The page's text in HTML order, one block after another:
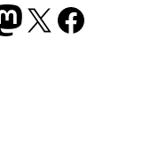
uns auf Mastodon
X Folgt uns auf